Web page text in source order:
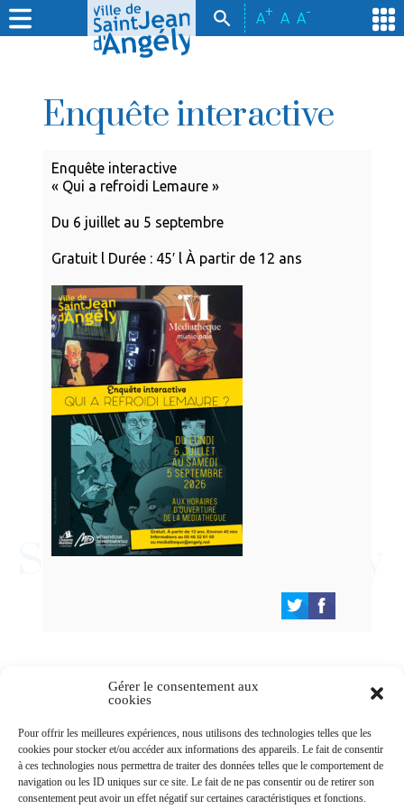
Gérer le consentement aux
cookies
Pour offrir les meilleures expériences, nous utilisons des technologies telles que les
cookies pour stocker et/ou accéder aux informations des appareils. Le fait de consentir
à ces technologies nous permettra de traiter des données telles que le comportement de
navigation ou les ID uniques sur ce site. Le fait de ne pas consentir ou de retirer son
consentement peut avoir un effet négatif sur certaines caractéristiques et fonctions.
A+ A A-
Enquête interactive
Enquête interactive
« Qui a refroidi Lemaure »
Du 6 juillet au 5 septembre
Gratuit l Durée : 45′ l À partir de 12 ans
Newsletters
Abonnez-vous à la newsletter